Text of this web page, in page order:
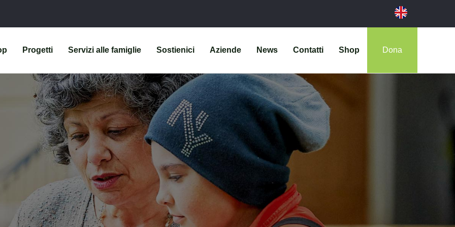
Progetti Servizi alle famiglie Sostienici Aziende News Contatti Shop Dona